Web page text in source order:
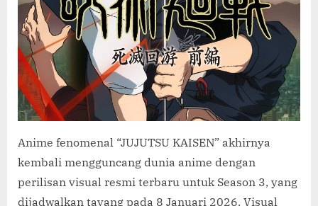
Visual
Resmi
Terbaru!
Tayang
8
Januari
2026!
Anime fenomenal “JUJUTSU KAISEN” akhirnya
kembali mengguncang dunia anime dengan
perilisan visual resmi terbaru untuk Season 3, yang
dijadwalkan tayang pada 8 Januari 2026. Visual